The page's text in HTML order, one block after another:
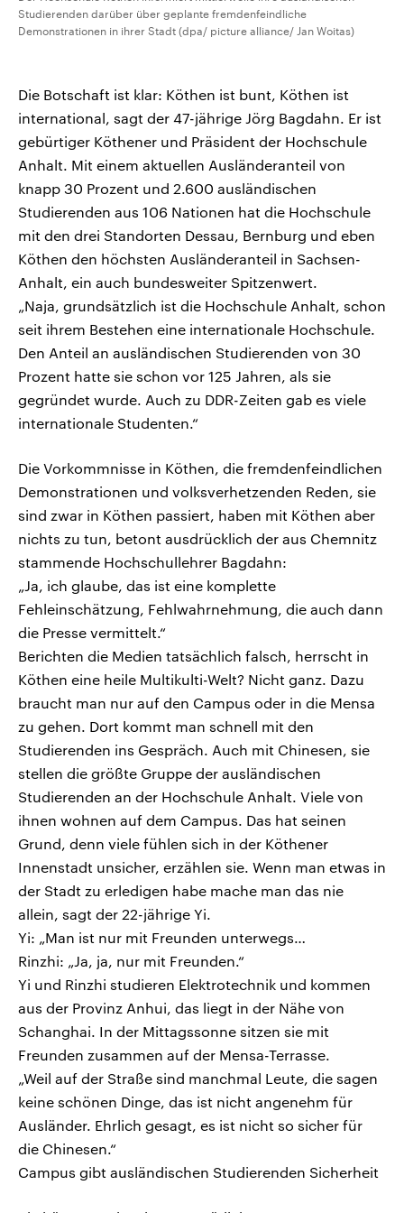
Studierenden darüber über geplante fremdenfeindliche
Demonstrationen in ihrer Stadt (dpa/ picture alliance/ Jan Woitas)
Die Botschaft ist klar: Köthen ist bunt, Köthen ist
international, sagt der 47-jährige Jörg Bagdahn. Er ist
gebürtiger Köthener und Präsident der Hochschule
Anhalt. Mit einem aktuellen Ausländeranteil von
knapp 30 Prozent und 2.600 ausländischen
Studierenden aus 106 Nationen hat die Hochschule
mit den drei Standorten Dessau, Bernburg und eben
Köthen den höchsten Ausländeranteil in Sachsen-
Anhalt, ein auch bundesweiter Spitzenwert.
„Naja, grundsätzlich ist die Hochschule Anhalt, schon
seit ihrem Bestehen eine internationale Hochschule.
Den Anteil an ausländischen Studierenden von 30
Prozent hatte sie schon vor 125 Jahren, als sie
gegründet wurde. Auch zu DDR-Zeiten gab es viele
internationale Studenten.“
Die Vorkommnisse in Köthen, die fremdenfeindlichen
Demonstrationen und volksverhetzenden Reden, sie
sind zwar in Köthen passiert, haben mit Köthen aber
nichts zu tun, betont ausdrücklich der aus Chemnitz
stammende Hochschullehrer Bagdahn:
„Ja, ich glaube, das ist eine komplette
Fehleinschätzung, Fehlwahrnehmung, die auch dann
die Presse vermittelt.“
Berichten die Medien tatsächlich falsch, herrscht in
Köthen eine heile Multikulti-Welt? Nicht ganz. Dazu
braucht man nur auf den Campus oder in die Mensa
zu gehen. Dort kommt man schnell mit den
Studierenden ins Gespräch. Auch mit Chinesen, sie
stellen die größte Gruppe der ausländischen
Studierenden an der Hochschule Anhalt. Viele von
ihnen wohnen auf dem Campus. Das hat seinen
Grund, denn viele fühlen sich in der Köthener
Innenstadt unsicher, erzählen sie. Wenn man etwas in
der Stadt zu erledigen habe mache man das nie
allein, sagt der 22-jährige Yi.
Yi: „Man ist nur mit Freunden unterwegs…
Rinzhi: „Ja, ja, nur mit Freunden.“
Yi und Rinzhi studieren Elektrotechnik und kommen
aus der Provinz Anhui, das liegt in der Nähe von
Schanghai. In der Mittagssonne sitzen sie mit
Freunden zusammen auf der Mensa-Terrasse.
„Weil auf der Straße sind manchmal Leute, die sagen
keine schönen Dinge, das ist nicht angenehm für
Ausländer. Ehrlich gesagt, es ist nicht so sicher für
die Chinesen.“
Campus gibt ausländischen Studierenden Sicherheit